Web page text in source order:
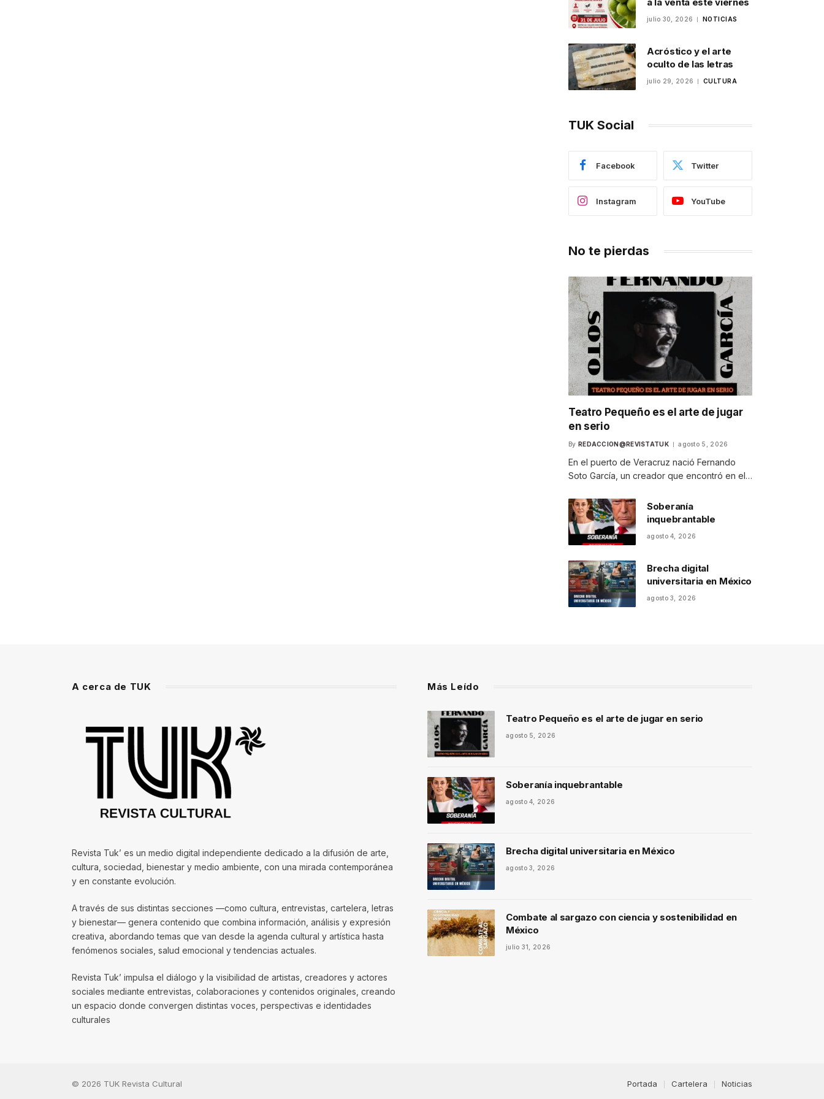
julio 30, 2026 NOTICIAS
Acróstico y el arte
oculto de las letras
julio 29, 2026 CULTURA
TUK Social
Facebook Twitter
Instagram YouTube
No te pierdas
Teatro Pequeño es el arte de jugar
en serio
By REDACCION@REVISTATUK agosto 5, 2026
En el puerto de Veracruz nació Fernando
Soto García, un creador que encontró en el…
Soberanía
inquebrantable
agosto 4, 2026
Brecha digital
universitaria en México
agosto 3, 2026
A cerca de TUK
Revista Tuk’ es un medio digital independiente dedicado a la difusión de arte,
cultura, sociedad, bienestar y medio ambiente, con una mirada contemporánea
y en constante evolución.
A través de sus distintas secciones —como cultura, entrevistas, cartelera, letras
y bienestar— genera contenido que combina información, análisis y expresión
creativa, abordando temas que van desde la agenda cultural y artística hasta
fenómenos sociales, salud emocional y tendencias actuales.
Revista Tuk’ impulsa el diálogo y la visibilidad de artistas, creadores y actores
sociales mediante entrevistas, colaboraciones y contenidos originales, creando
un espacio donde convergen distintas voces, perspectivas e identidades
culturales
Más Leído
Teatro Pequeño es el arte de jugar en serio
agosto 5, 2026
Soberanía inquebrantable
agosto 4, 2026
Brecha digital universitaria en México
agosto 3, 2026
Combate al sargazo con ciencia y sostenibilidad en
México
julio 31, 2026
© 2026 TUK Revista Cultural Portada Cartelera Noticias